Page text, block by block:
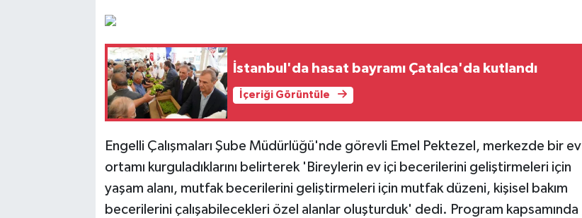
İstanbul'da hasat bayramı Çatalca'da kutlandı
İçeriği Görüntüle
Engelli Çalışmaları Şube Müdürlüğü'nde görevli Emel Pektezel, merkezde bir ev
ortamı kurguladıklarını belirterek 'Bireylerin ev içi becerilerini geliştirmeleri için
yaşam alanı, mutfak becerilerini geliştirmeleri için mutfak düzeni, kişisel bakım
becerilerini çalışabilecekleri özel alanlar oluşturduk' dedi. Program kapsamında